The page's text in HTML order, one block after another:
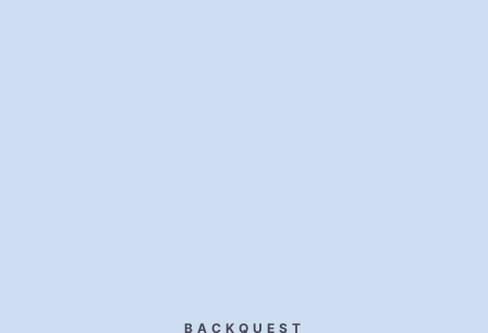
BACKQUEST